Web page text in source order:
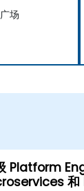
场
Platform
和